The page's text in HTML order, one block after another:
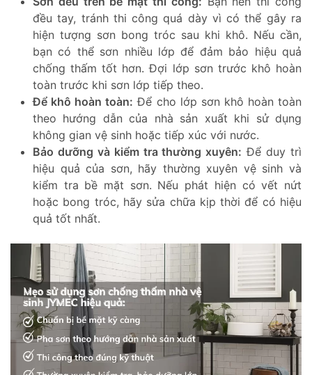
đều tay, tránh thi công quá dày vì có thể gây ra
hiện tượng sơn bong tróc sau khi khô. Nếu cần,
bạn có thể sơn nhiều lớp để đảm bảo hiệu quả
chống thấm tốt hơn. Đợi lớp sơn trước khô hoàn
toàn trước khi sơn lớp tiếp theo.
Để khô hoàn toàn: Để cho lớp sơn khô hoàn toàn
theo hướng dẫn của nhà sản xuất khi sử dụng
không gian vệ sinh hoặc tiếp xúc với nước.
Bảo dưỡng và kiểm tra thường xuyên: Để duy trì
hiệu quả của sơn, hãy thường xuyên vệ sinh và
kiểm tra bề mặt sơn. Nếu phát hiện có vết nứt
hoặc bong tróc, hãy sửa chữa kịp thời để có hiệu
quả tốt nhất.